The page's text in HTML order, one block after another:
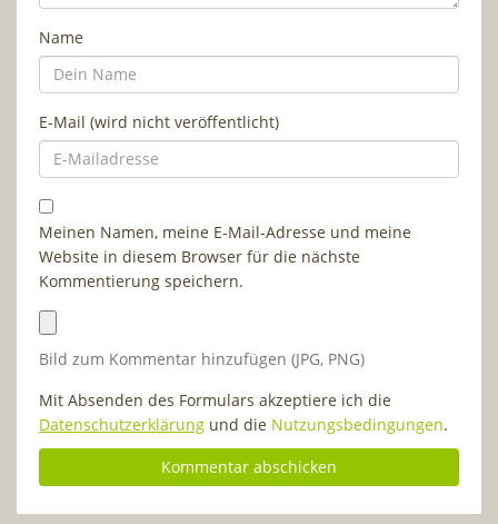
Name
E-Mail (wird nicht veröffentlicht)
Meinen Namen, meine E-Mail-Adresse und meine
Website in diesem Browser für die nächste
Kommentierung speichern.
Bild zum Kommentar hinzufügen (JPG, PNG)
Mit Absenden des Formulars akzeptiere ich die
Datenschutzerklärung und die Nutzungsbedingungen.